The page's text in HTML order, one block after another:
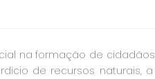
na formação de
de recursos naturais,